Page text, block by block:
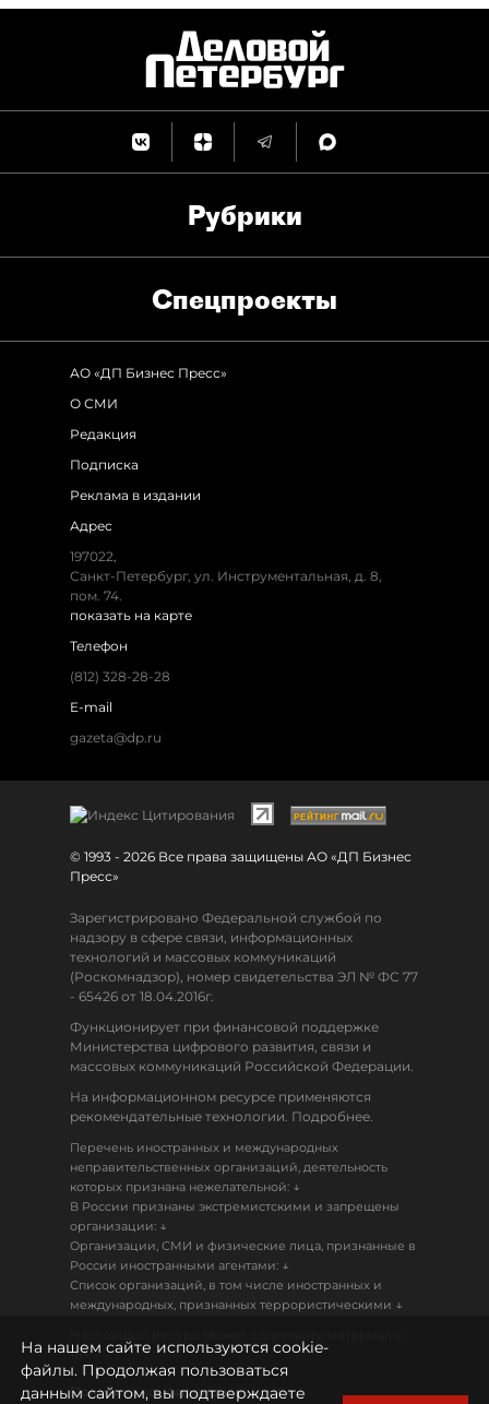
Рубрики
Спец­проекты
АО «ДП Бизнес Пресс»
О СМИ
Редакция
Подписка
Реклама в издании
Адрес
197022,
Санкт-Петербург, ул. Инструментальная, д. 8,
пом. 74.
показать на карте
Телефон
(812) 328-28-28
E-mail
gazeta@dp.ru
© 1993 - 2026 Все права защищены АО «ДП Бизнес
Пресс»
Зарегистрировано Федеральной службой по
надзору в сфере связи, информационных
технологий и массовых коммуникаций
(Роскомнадзор), номер свидетельства ЭЛ № ФС 77
- 65426 от 18.04.2016г.
Функционирует при финансовой поддержке
Министерства цифрового развития, связи и
массовых коммуникаций Российской Федерации.
На информационном ресурсе применяются
рекомендательные технологии. Подробнее.
Перечень иностранных и международных
неправительственных организаций, деятельность
которых признана нежелательной: ↓
В России признаны экстремистскими и запрещены
организации: ↓
Организации, СМИ и физические лица, признанные в
России иностранными агентами: ↓
Список организаций, в том числе иностранных и
международных, признанных террористическими ↓
18+
Политика конфиденциальности
На нашем сайте используются cookie-
файлы. Продолжая пользоваться
данным сайтом, вы подтверждаете